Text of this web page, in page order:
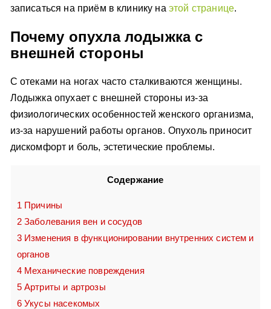
записаться на приём в клинику на этой странице.
Почему опухла лодыжка с
внешней стороны
С отеками на ногах часто сталкиваются женщины.
Лодыжка опухает с внешней стороны из-за
физиологических особенностей женского организма,
из-за нарушений работы органов. Опухоль приносит
дискомфорт и боль, эстетические проблемы.
Содержание
1 Причины
2Заболевания вен и сосудов
3Изменения в функционировании внутренних систем и
органов
4Механические повреждения
5Артриты и артрозы
6Укусы насекомых